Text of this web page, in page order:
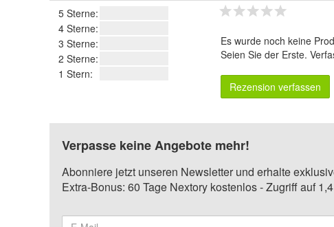
5 Sterne:
4 Sterne:
3 Sterne:
2 Sterne:
1 Stern:
Es wurde noch keine
Seien Sie der Erste.
Rezension verfassen
Verpasse keine Angebote mehr!
Abonniere jetzt unseren Newsletter und erhalte
Extra-Bonus: 60 Tage Nextory kostenlos - Zugriff auf